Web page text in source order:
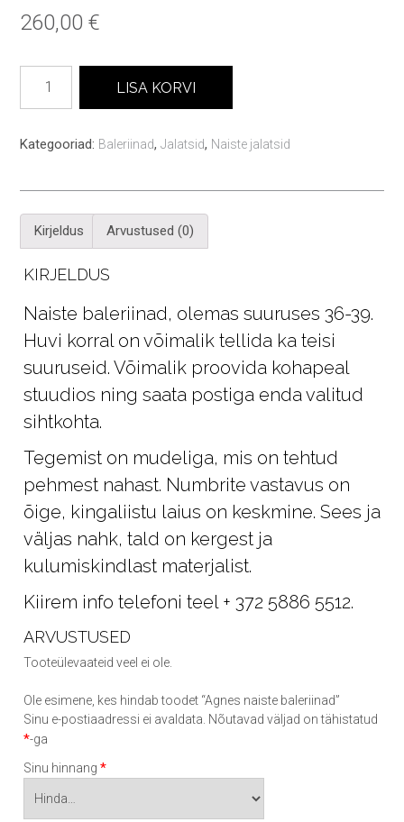
260,00 €
naiste
baleriinad
LISA KORVI
Kategooriad: Baleriinad, Jalatsid, Naiste jalatsid
Kirjeldus Arvustused (0)
KIRJELDUS
Naiste baleriinad, olemas suuruses 36-39.
Huvi korral on võimalik tellida ka teisi
suuruseid. Võimalik proovida kohapeal
stuudios ning saata postiga enda valitud
sihtkohta.
Tegemist on mudeliga, mis on tehtud
pehmest nahast. Numbrite vastavus on
õige, kingaliistu laius on keskmine. Sees ja
väljas nahk, tald on kergest ja
kulumiskindlast materjalist.
Kiirem info telefoni teel + 372 5886 5512.
ARVUSTUSED
Tooteülevaateid veel ei ole.
Ole esimene, kes hindab toodet “Agnes naiste baleriinad”
Sinu e-postiaadressi ei avaldata. Nõutavad väljad on tähistatud
*-ga
Sinu hinnang*